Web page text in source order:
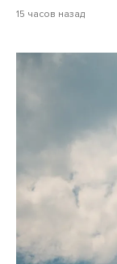
15 часов назад